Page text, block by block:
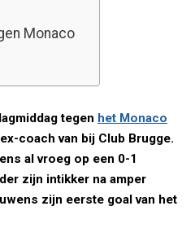
Monaco
tegen het Monaco
coach van bij Club Brugge.
al vroeg op een 0-1
zijn intikker na amper
zijn eerste goal van het